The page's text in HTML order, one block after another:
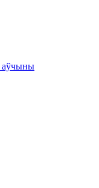
аўчыны